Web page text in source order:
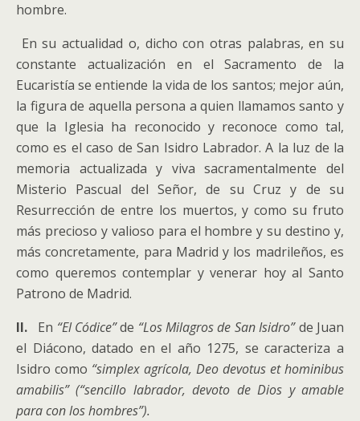
hombre.
En su actualidad o, dicho con otras palabras, en su
constante actualización en el Sacramento de la
Eucaristía se entiende la vida de los santos; mejor aún,
la figura de aquella persona a quien llamamos santo y
que la Iglesia ha reconocido y reconoce como tal,
como es el caso de San Isidro Labrador. A la luz de la
memoria actualizada y viva sacramentalmente del
Misterio Pascual del Señor, de su Cruz y de su
Resurrección de entre los muertos, y como su fruto
más precioso y valioso para el hombre y su destino y,
más concretamente, para Madrid y los madrileños, es
como queremos contemplar y venerar hoy al Santo
Patrono de Madrid.
II. En “El Códice”de “Los Milagros de San Isidro”de Juan
el Diácono, datado en el año 1275, se caracteriza a
Isidro como “simplex agrícola, Deo devotus et hominibus
amabilis” (“sencillo labrador, devoto de Dios y amable
para con los hombres”).